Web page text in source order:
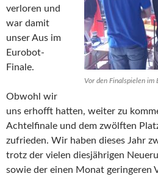
Vor den Finalspielen im
verloren und
war damit
unser Aus im
Eurobot-
Finale.
Obwohl wir
uns erhofft hatten, weiter zu
Achtelfinale und dem zwölften
zufrieden. Wir haben dieses Jahr
trotz der vielen diesjährigen
sowie der einen Monat geringeren